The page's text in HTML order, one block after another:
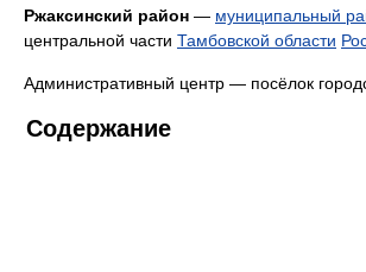
Ржаксинский район — муниципальный
центральной части Тамбовской области
Административный центр — посёлок
Содержание